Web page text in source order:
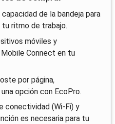
de la bandeja para
ritmo de trabajo.
móviles y
Connect en tu
por página,
opción con EcoPro.
conectividad (Wi‑Fi) y
es necesaria para tu